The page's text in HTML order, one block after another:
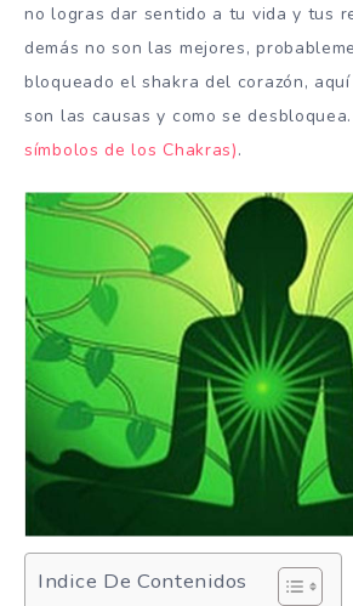
no logras dar sentido a tu vida y tus
demás no son las mejores,
bloqueado el shakra del corazón,
son las causas y como se
símbolos de los Chakras).
Indice De Contenidos